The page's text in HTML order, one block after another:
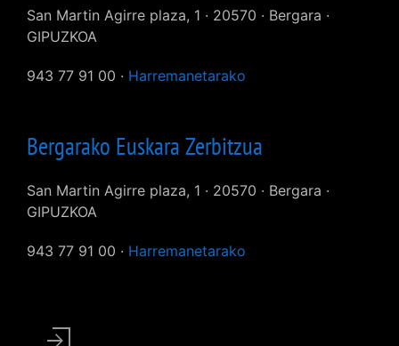
San Martin Agirre plaza, 1 · 20570 · Bergara ·
GIPUZKOA
943 77 91 00 · Harremanetarako
Bergarako Euskara Zerbitzua
San Martin Agirre plaza, 1 · 20570 · Bergara ·
GIPUZKOA
943 77 91 00 · Harremanetarako
User